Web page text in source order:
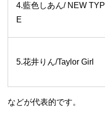
4.藍色しあん/ NEW TYP
E
5.花井りん/Taylor Girl
などが代表的です。